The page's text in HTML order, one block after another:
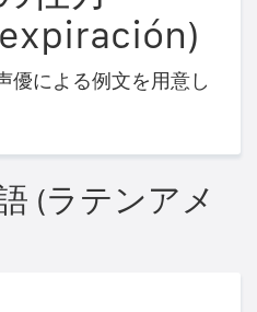
優による例文を用意し
(ラテンアメ